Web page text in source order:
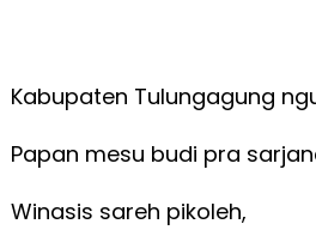
Kabupaten Tulungagung
Papan mesu budi pra
Winasis sareh pikoleh,